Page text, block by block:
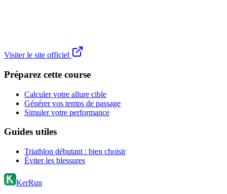
Visiter le site officiel
Préparez cette course
Calculer votre allure cible
Générer vos temps de passage
Simuler votre performance
Guides utiles
Triathlon débutant : bien choisir
Éviter les blessures
KerRun